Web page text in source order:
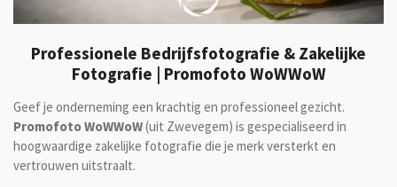
Professionele Bedrijfsfotografie & Zakelijke
Fotografie | Promofoto WoWWoW
Geef je onderneming een krachtig en professioneel gezicht.
Promofoto WoWWoW(uit Zwevegem) is gespecialiseerd in
hoogwaardige zakelijke fotografie die je merk versterkt en
vertrouwen uitstraalt.